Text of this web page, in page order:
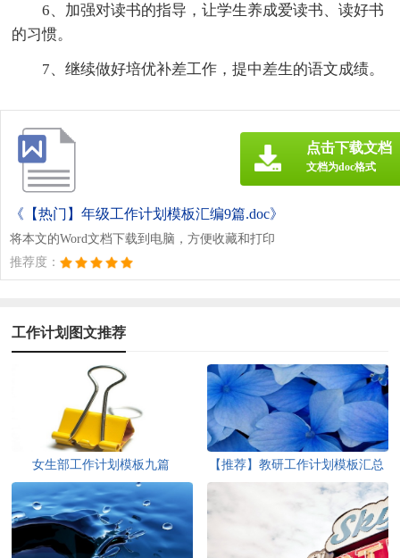
6、加强对读书的指导，让学生养成爱读书、读好书
的习惯。
7、继续做好培优补差工作，提中差生的语文成绩。
《【热门】年级工作计划模板汇编9篇.doc》
将本文的Word文档下载到电脑，方便收藏和打印
推荐度：
点击下载文档
文档为doc格式
工作计划图文推荐
女生部工作计划模板九篇
【推荐】教研工作计划模板汇总